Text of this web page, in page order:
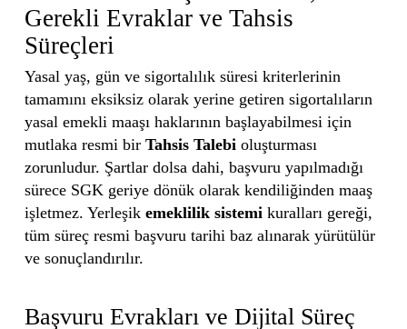
Gerekli Evraklar ve Tahsis
Süreçleri
Yasal yaş, gün ve sigortalılık süresi kriterlerinin
tamamını eksiksiz olarak yerine getiren sigortalıların
yasal emekli maaşı haklarının başlayabilmesi için
mutlaka resmi bir Tahsis Talebioluşturması
zorunludur. Şartlar dolsa dahi, başvuru yapılmadığı
sürece SGK geriye dönük olarak kendiliğinden maaş
işletmez. Yerleşik emeklilik sistemikuralları gereği,
tüm süreç resmi başvuru tarihi baz alınarak yürütülür
ve sonuçlandırılır.
Başvuru Evrakları ve Dijital Süreç